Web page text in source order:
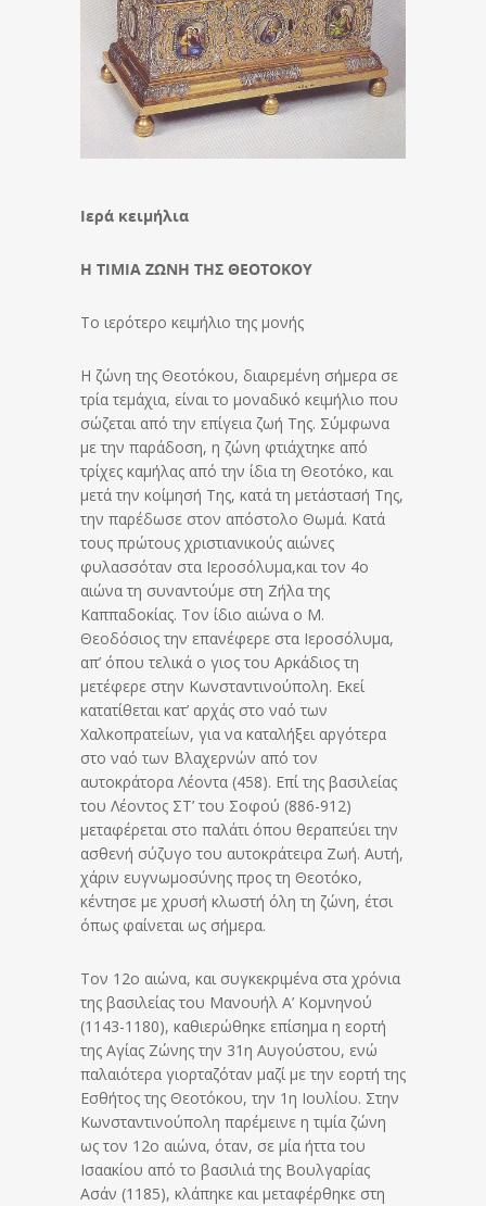
Ιερά κειμήλια
Η ΤΙΜΙΑ ΖΩΝΗ ΤΗΣ ΘΕΟΤΟΚΟΥ
Το ιερότερο κειμήλιο της μονής
Η ζώνη της Θεοτόκου, διαιρεμένη σήμερα σε
τρία τεμάχια, είναι το μοναδικό κειμήλιο που
σώζεται από την επίγεια ζωή Της. Σύμφωνα
με την παράδοση, η ζώνη φτιάχτηκε από
τρίχες καμήλας από την ίδια τη Θεοτόκο, και
μετά την κοίμησή Της, κατά τη μετάστασή Της,
την παρέδωσε στον απόστολο Θωμά. Κατά
τους πρώτους χριστιανικούς αιώνες
φυλασσόταν στα Ιεροσόλυμα,και τον 4ο
αιώνα τη συναντούμε στη Ζήλα της
Καππαδοκίας. Τον ίδιο αιώνα ο Μ.
Θεοδόσιος την επανέφερε στα Ιεροσόλυμα,
απ’ όπου τελικά ο γιος του Αρκάδιος τη
μετέφερε στην Κωνσταντινούπολη. Εκεί
κατατίθεται κατ’ αρχάς στο ναό των
Χαλκοπρατείων, για να καταλήξει αργότερα
στο ναό των Βλαχερνών από τον
αυτοκράτορα Λέοντα (458). Επί της βασιλείας
του Λέοντος ΣΤ’ του Σοφού (886-912)
μεταφέρεται στο παλάτι όπου θεραπεύει την
ασθενή σύζυγο του αυτοκράτειρα Ζωή. Αυτή,
χάριν ευγνωμοσύνης προς τη Θεοτόκο,
κέντησε με χρυσή κλωστή όλη τη ζώνη, έτσι
όπως φαίνεται ως σήμερα.
Τον 12ο αιώνα, και συγκεκριμένα στα χρόνια
της βασιλείας του Μανουήλ Α’ Κομνηνού
(1143-1180), καθιερώθηκε επίσημα η εορτή
της Αγίας Ζώνης την 31η Αυγούστου, ενώ
παλαιότερα γιορταζόταν μαζί με την εορτή της
Εσθήτος της Θεοτόκου, την 1η Ιουλίου. Στην
Κωνσταντινούπολη παρέμεινε η τιμία ζώνη
ως τον 12ο αιώνα, όταν, σε μία ήττα του
Ισαακίου από το βασιλιά της Βουλγαρίας
Ασάν (1185), κλάπηκε και μεταφέρθηκε στη